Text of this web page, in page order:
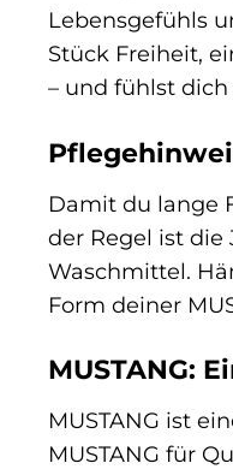
Lebensgefühls
Stück Freiheit,
– und fühlst dich
Damit du lange
der Regel ist
Waschmittel.
Form deiner
MUSTANG:
MUSTANG ist
MUSTANG für